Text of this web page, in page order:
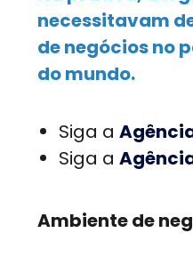
necessitavam
de negócios no
do mundo.
Siga a
Siga a
Ambiente de